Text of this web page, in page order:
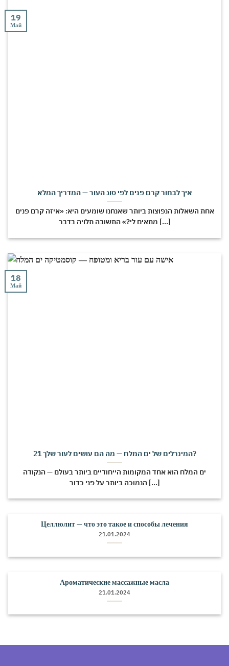
איך לבחור קרם פנים לפי סוג העור — המדריך המלא
אחת השאלות הנפוצות ביותר שאנחנו שומעים היא: «איזה קרם פנים
מתאים לי?» התשובה תלויה בדבר [...]
19
Май
21 המינרלים של ים המלח — מה הם עושים לעור שלך?
ים המלח הוא אחד המקומות הייחודיים ביותר בעולם — הנקודה
הנמוכה ביותר על פני כדור [...]
18
Май
Целлюлит — что это такое и способы лечения
21.01.2024
Ароматические массажные масла
21.01.2024